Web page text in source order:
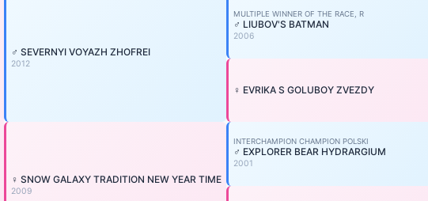
♂ SEVERNYI VOYAZH ZHOFREI
2012
♀ SNOW GALAXY TRADITION NEW YEAR TIME
2009
MULTIPLE WINNER OF THE RACE, R
♂ LIUBOV'S BATMAN
2006
♀ EVRIKA S GOLUBOY ZVEZDY
INTERCHAMPION CHAMPION POLSKI
♂ EXPLORER BEAR HYDRARGIUM
2001